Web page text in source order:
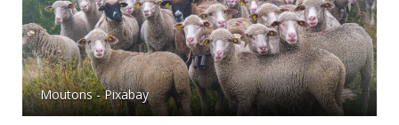
Moutons - Pixabay